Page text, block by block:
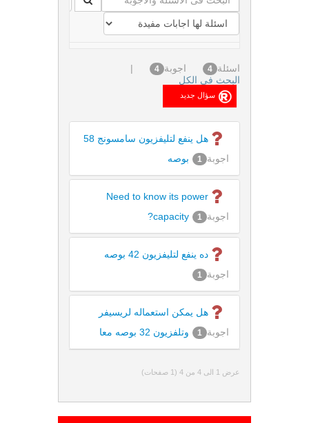
اسئلة 4 اجوبة 4
|
البحث فى الكل
هل ينفع لتليفزيون سامسونج 58
بوصه
اجوبة 1
Need to know its power
capacity?
اجوبة 1
ده ينفع لتليفزيون 42 بوصه
اجوبة 1
هل يمكن استعماله لريسيفر
وتلفزيون 32 بوصه معا
اجوبة 1
عرض 1 الى 4 من 4 (1 صفحات)